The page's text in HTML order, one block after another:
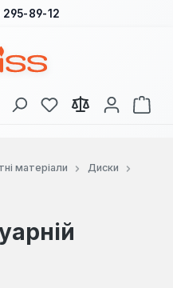
89-12
У вас є 0 у списку
матеріали
Диски